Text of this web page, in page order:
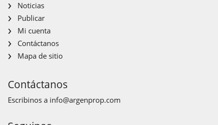
Noticias
Publicar
Mi cuenta
Contáctanos
Mapa de sitio
Contáctanos
Escribinos a info@argenprop.com